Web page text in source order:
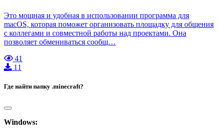
Это мощная и удобная в использовании программа для
macOS, которая поможет организовать площадку для общения
с коллегами и совместной работы над проектами. Она
позволяет обмениваться сообщ…
41
11
Где найти папку .minecraft?
Windows: